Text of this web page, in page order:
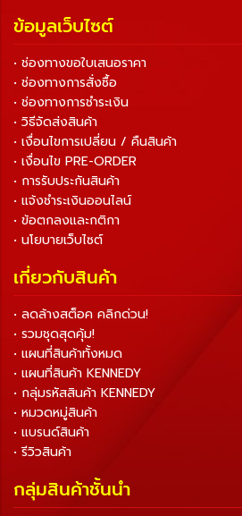
ข้อมูลเว็บไซต์
• ช่องทางขอใบเสนอราคา
• ช่องทางการสั่งซื้อ
• ช่องทางการชำระเงิน
• วิธีจัดส่งสินค้า
• เงื่อนไขการเปลี่ยน / คืนสินค้า
• เงื่อนไข PRE-ORDER
• การรับประกันสินค้า
• แจ้งชำระเงินออนไลน์
• ข้อตกลงและกติกา
• นโยบายเว็บไซต์
เกี่ยวกับสินค้า
• ลดล้างสต็อค คลิกด่วน!
• รวมชุดสุดคุ้ม!
• แผนที่สินค้าทั้งหมด
• แผนที่สินค้า KENNEDY
• กลุ่มรหัสสินค้า KENNEDY
• หมวดหมู่สินค้า
• แบรนด์สินค้า
• รีวิวสินค้า
กลุ่มสินค้าชั้นนำ